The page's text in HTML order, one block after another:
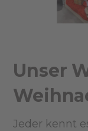
Unser
Jeder kennt